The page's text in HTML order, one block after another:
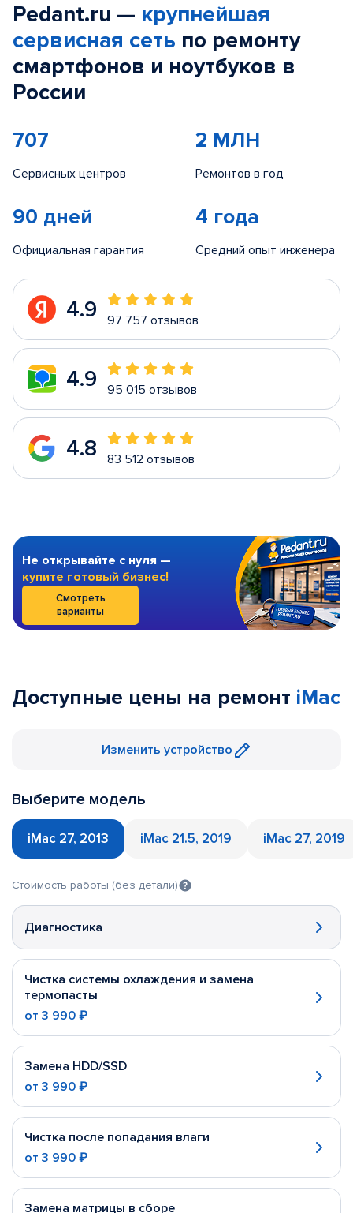
Pedant.ru — крупнейшая
сервисная сеть по ремонту
смартфонов и ноутбуков в
России
707
Сервисных центров
2 МЛН
Ремонтов в год
90 дней
Официальная гарантия
4 года
Средний опыт инженера
4.9 97 757 отзывов
4.9 95 015 отзывов
4.8 83 512 отзывов
Не открывайте с нуля —
купите готовый бизнес!
Смотреть
варианты
Доступные цены на ремонт iMac
Изменить устройство
Выберите модель
iMac 27, 2013 iMac 21.5, 2019 iMac 27, 2019
Стоимость работы (без детали)
Диагностика
Чистка системы охлаждения и замена
термопасты
от 3 990 ₽
Замена HDD/SSD
от 3 990 ₽
Чистка после попадания влаги
от 3 990 ₽
Замена матрицы в сборе